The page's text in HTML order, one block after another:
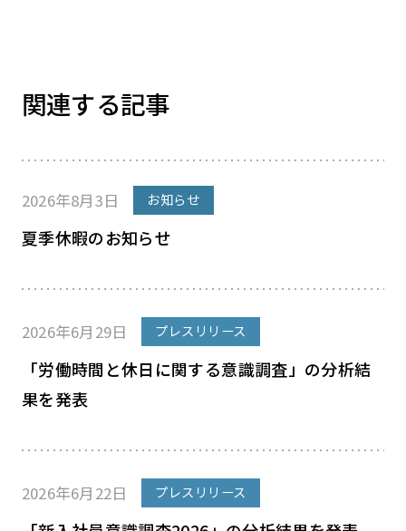
関連する記事
2026年8月3日 お知らせ
夏季休暇のお知らせ
2026年6月29日 プレスリリース
「労働時間と休日に関する意識調査」の分析結
果を発表
2026年6月22日 プレスリリース